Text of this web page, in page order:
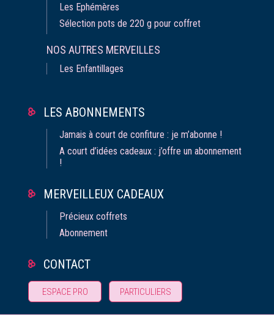
Les Ephémères
Sélection pots de 220 g pour coffret
NOS AUTRES MERVEILLES
Les Enfantillages
LES ABONNEMENTS
Jamais à court de confiture : je m’abonne !
A court d’idées cadeaux : j’offre un abonnement
!
MERVEILLEUX CADEAUX
Précieux coffrets
Abonnement
CONTACT
ESPACE PRO PARTICULIERS
Gestion
des Cookies